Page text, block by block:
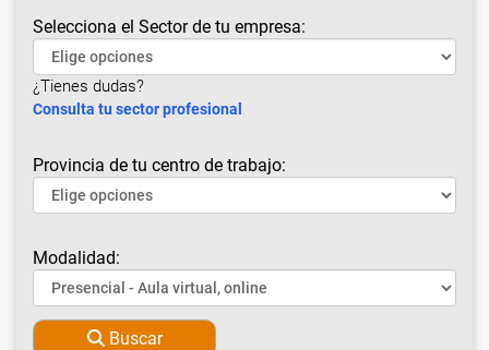
Selecciona el Sector de tu empresa:
¿Tienes dudas?
Consulta tu sector profesional
Provincia de tu centro de trabajo:
Modalidad:
Buscar